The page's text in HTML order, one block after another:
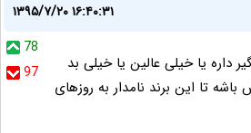
۱۳۹۵/۷/۲۰ ۱۶:۴۰:۳۱
78
97
داره یا خیلی عالین یا خیلی بد
تا این برند نامدار به روزهای